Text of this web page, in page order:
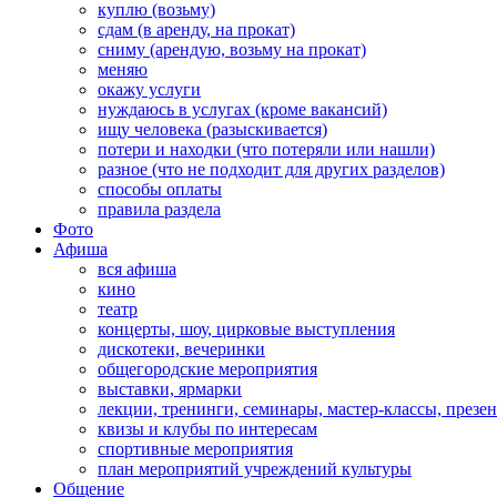
куплю (возьму)
сдам (в аренду, на прокат)
сниму (арендую, возьму на прокат)
меняю
окажу услуги
нуждаюсь в услугах (кроме вакансий)
ищу человека (разыскивается)
потери и находки (что потеряли или нашли)
разное (что не подходит для других разделов)
способы оплаты
правила раздела
Фото
Афиша
вся афиша
кино
театр
концерты, шоу, цирковые выступления
дискотеки, вечеринки
общегородские мероприятия
выставки, ярмарки
лекции, тренинги, семинары, мастер-классы,
квизы и клубы по интересам
спортивные мероприятия
план мероприятий учреждений культуры
Общение